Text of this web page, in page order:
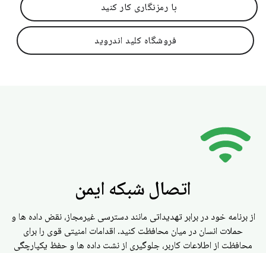
با رمزنگاری کار کنید
فروشگاه کلید اندروید
اتصال شبکه ایمن
از برنامه خود در برابر تهدیداتی مانند دسترسی غیرمجاز، نقض داده ها و
حملات انسان در میان محافظت کنید. اقدامات امنیتی قوی را برای
محافظت از اطلاعات کاربر، جلوگیری از نشت داده ها و حفظ یکپارچگی